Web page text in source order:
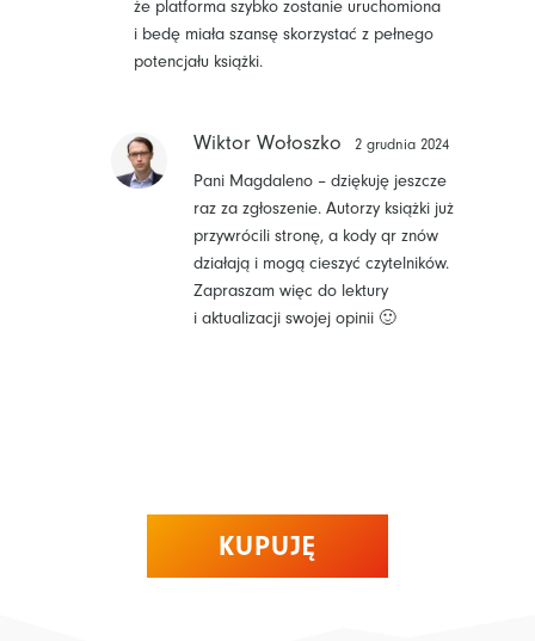
że platforma szybko zostanie uruchomiona
i bedę miała szansę skorzystać z pełnego
potencjału książki.
Wiktor Wołoszko 2 grudnia 2024
Pani Magdaleno – dziękuję jeszcze
raz za zgłoszenie. Autorzy książki już
przywrócili stronę, a kody qr znów
działają i mogą cieszyć czytelników.
Zapraszam więc do lektury
i aktualizacji swojej opinii 🙂
KUPUJĘ